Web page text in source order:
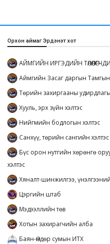
Орхон аймаг Эрдэнэт хот
АЙМГИЙН ИРГЭДИЙН
Аймгийн Засаг даргын Тамгын
Төрийн захиргааны
Хууль, эрх зүйн хэлтэс
Нийгмийн бодлогын хэлтэс
Санхүү, төрийн сангийн хэлтэс
Бүс орон нутгийн хөрөнгө
хэлтэс
Хяналт-шинжилгээ,
Цэргийн штаб
Мэдээллийн төв
Хотын захирагчийн алба
Баян-Өндөр сумын ИТХ